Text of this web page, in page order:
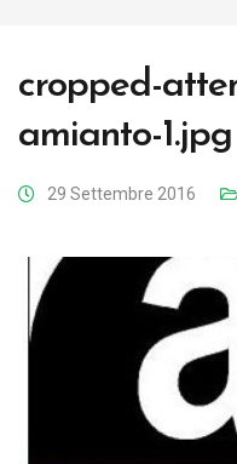
cropped-
amianto-1.jpg
29 Settembre 2016